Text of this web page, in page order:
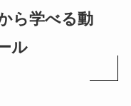
ら学べる動
ル